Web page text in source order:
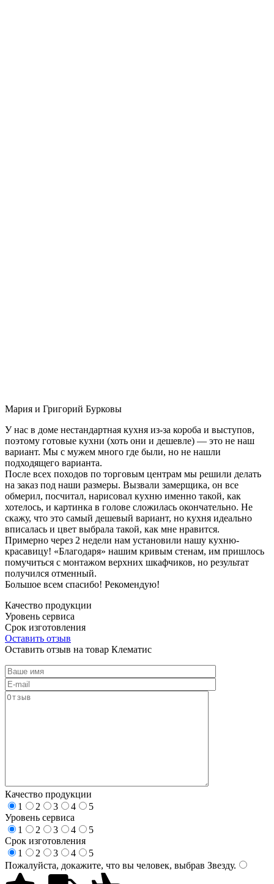
Мария и Григорий Бурковы
У нас в доме нестандартная кухня из-за короба и выступов,
поэтому готовые кухни (хоть они и дешевле) — это не наш
вариант. Мы с мужем много где были, но не нашли
подходящего варианта.
После всех походов по торговым центрам мы решили делать
на заказ под наши размеры. Вызвали замерщика, он все
обмерил, посчитал, нарисовал кухню именно такой, как
хотелось, и картинка в голове сложилась окончательно. Не
скажу, что это самый дешевый вариант, но кухня идеально
вписалась и цвет выбрала такой, как мне нравится.
Примерно через 2 недели нам установили нашу кухню-
красавицу! «Благодаря» нашим кривым стенам, им пришлось
помучиться с монтажом верхних шкафчиков, но результат
получился отменный.
Большое всем спасибо! Рекомендую!
Качество продукции
Уровень сервиса
Срок изготовления
Оставить отзыв
Оставить отзыв на товар Клематис
Качество продукции
1
2 3 4
5
Уровень сервиса
1
2 3 4
5
Срок изготовления
1
2 3 4
5
Пожалуйста, докажите, что вы человек, выбрав Звезду.